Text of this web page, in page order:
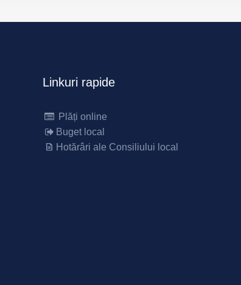
Linkuri rapide
Plăți online
Buget local
Hotărâri ale Consiliului local